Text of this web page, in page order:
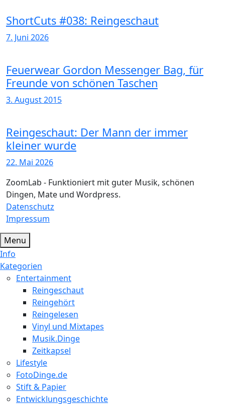
ShortCuts #038: Reingeschaut
7. Juni 2026
Feuerwear Gordon Messenger Bag, für
Freunde von schönen Taschen
3. August 2015
Reingeschaut: Der Mann der immer
kleiner wurde
22. Mai 2026
ZoomLab - Funktioniert mit guter Musik, schönen
Dingen, Mate und Wordpress.
Datenschutz
Impressum
Menu
Info
Kategorien
Entertainment
Reingeschaut
Reingehört
Reingelesen
Vinyl und Mixtapes
Musik.Dinge
Zeitkapsel
Lifestyle
FotoDinge.de
Stift & Papier
Entwicklungsgeschichte